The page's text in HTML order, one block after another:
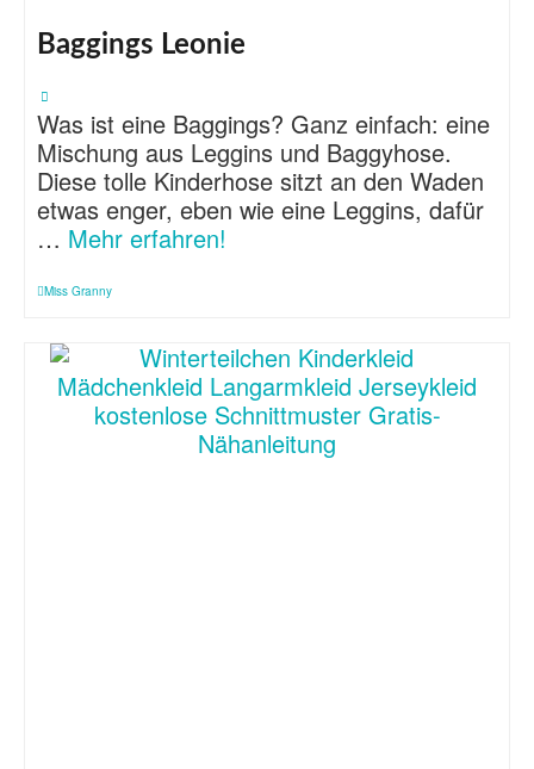
Baggings Leonie
Was ist eine Baggings? Ganz einfach: eine
Mischung aus Leggins und Baggyhose.
Diese tolle Kinderhose sitzt an den Waden
etwas enger, eben wie eine Leggins, dafür
… Mehr erfahren!
Miss Granny